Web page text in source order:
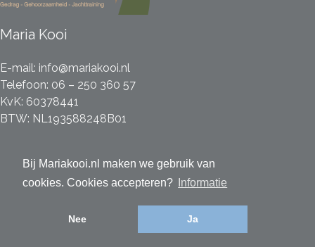
Bij Mariakooi.nl maken we gebruik van
cookies. Cookies accepteren?
Informatie
Nee Ja
Maria Kooi
E-mail: info@mariakooi.nl
Telefoon: 06 – 250 360 57
KvK: 60378441
BTW: NL193588248B01